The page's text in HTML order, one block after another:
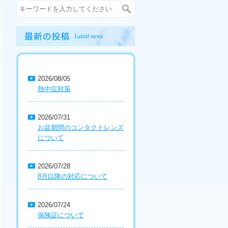
2026/08/05
熱中症対策
2026/07/31
お盆期間のコンタクトレンズ
について
2026/07/28
8月以降の対応について
2026/07/24
保険証について